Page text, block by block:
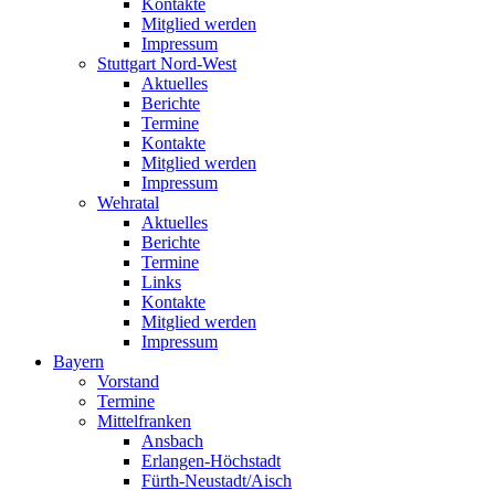
Kontakte
Mitglied werden
Impressum
Stuttgart Nord-West
Aktuelles
Berichte
Termine
Kontakte
Mitglied werden
Impressum
Wehratal
Aktuelles
Berichte
Termine
Links
Kontakte
Mitglied werden
Impressum
Bayern
Vorstand
Termine
Mittelfranken
Ansbach
Erlangen-Höchstadt
Fürth-Neustadt/Aisch